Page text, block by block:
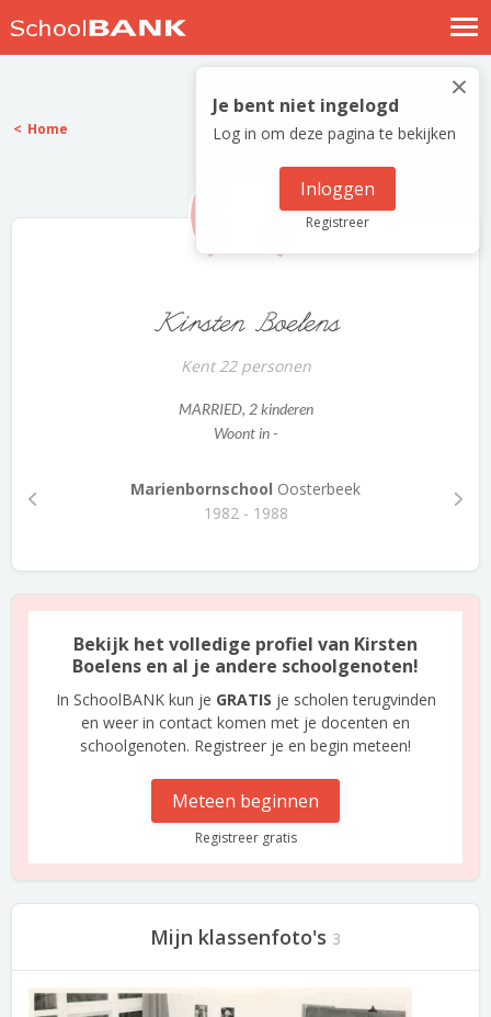
Nostalgische verhalen
Log in
Meld je gratis aan
×
Je bent niet ingelogd
Log in om deze pagina te bekijken
Inloggen
Registreer
Home
Kirsten Boelens
Kent 22 personen
MARRIED, 2 kinderen
Woont in -
Marienbornschool Oosterbeek
1982 - 1988
Bekijk het volledige profiel van Kirsten
Boelens en al je andere schoolgenoten!
In SchoolBANK kun je GRATIS je scholen terugvinden
en weer in contact komen met je docenten en
schoolgenoten. Registreer je en begin meteen!
Meteen beginnen
Registreer gratis
Mijn klassenfoto's 3